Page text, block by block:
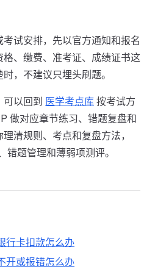
试安排，先以官方通知和报名
、缴费、准考证、成绩证书这
，不建议只埋头刷题。
以回到 医学考点库 按考试方
做对应章节练习、错题复盘和
清规则、考点和复盘方法，
题管理和薄弱项测评。
行卡扣款怎么办
开或报错怎么办